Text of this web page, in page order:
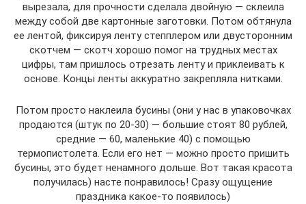
вырезала, для прочности сделала двойную — склеила
между собой две картонные заготовки. Потом обтянула
ее лентой, фиксируя ленту степплером или двусторонним
скотчем — скотч хорошо помог на трудных местах
цифры, там пришлось отрезать ленту и приклеивать к
основе. Концы ленты аккуратно закрепляла нитками.
Потом просто наклеила бусины (они у нас в упаковочках
продаются (штук по 20-30) — большие стоят 80 рублей,
средние — 60, маленькие 40) с помощью
термопистолета. Если его нет — можно просто пришить
бусины, это будет ненамного дольше. Вот такая красота
получилась) насте понравилось! Сразу ощущение
праздника какое-то появилось)